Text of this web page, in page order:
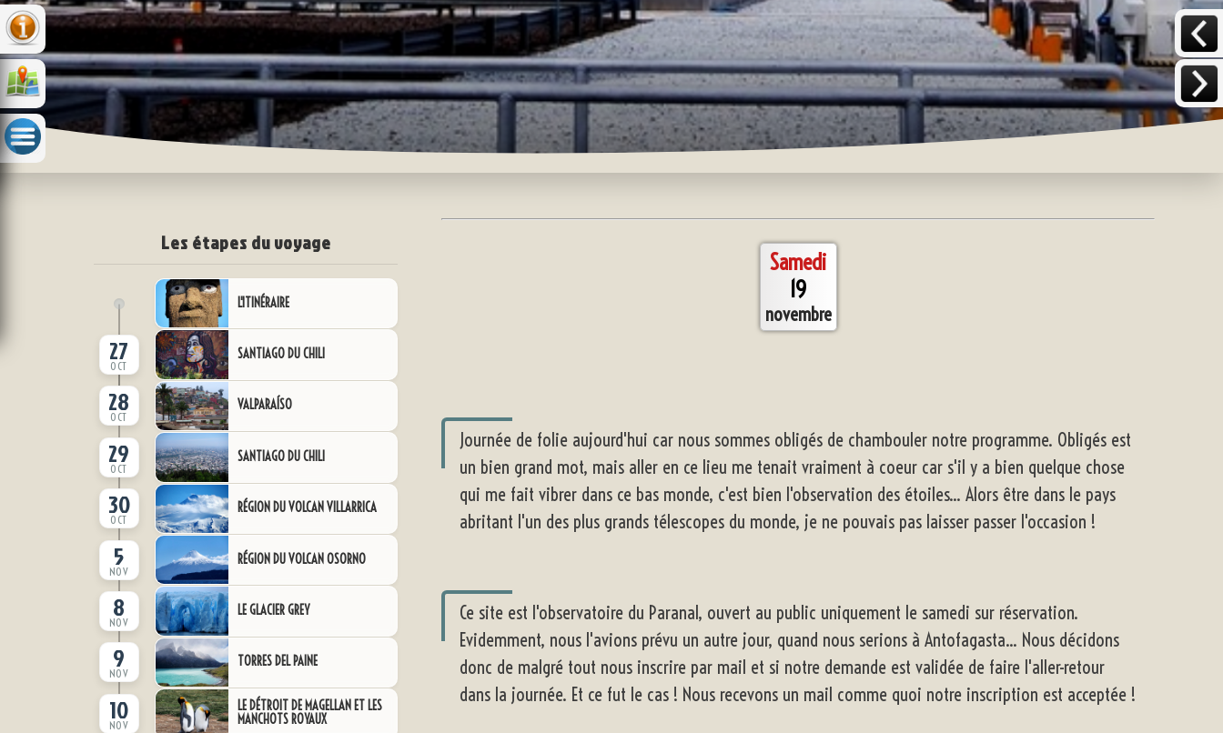
Les étapes du voyage
L'ITINÉRAIRE
27
OCT
SANTIAGO DU CHILI
28
OCT
VALPARAÍSO
29
OCT
SANTIAGO DU CHILI
30
OCT
RÉGION DU VOLCAN VILLARRICA
5
NOV
RÉGION DU VOLCAN OSORNO
8
NOV
LE GLACIER GREY
9
NOV
TORRES DEL PAINE
10
NOV
LE DÉTROIT DE MAGELLAN ET LES
MANCHOTS ROYAUX
Samedi
19
novembre
Journée de folie aujourd'hui car nous sommes obligés de chambouler notre programme. Obligés est
un bien grand mot, mais aller en ce lieu me tenait vraiment à coeur car s'il y a bien quelque chose
qui me fait vibrer dans ce bas monde, c'est bien l'observation des étoiles... Alors être dans le pays
abritant l'un des plus grands télescopes du monde, je ne pouvais pas laisser passer l'occasion !
Ce site est l'observatoire du Paranal, ouvert au public uniquement le samedi sur réservation.
Evidemment, nous l'avions prévu un autre jour, quand nous serions à Antofagasta... Nous décidons
donc de malgré tout nous inscrire par mail et si notre demande est validée de faire l'aller-retour
dans la journée. Et ce fut le cas ! Nous recevons un mail comme quoi notre inscription est acceptée !